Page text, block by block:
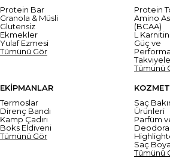
Protein Bar
Granola & Müsli
Glutensiz
Ekmekler
Yulaf Ezmesi
Tümünü Gör
Protein
Amino
(BCAA)
L
Güç ve
Tümünü
EKİPMANLAR
Termoslar
Direnç Bandı
Kamp Çadırı
Boks Eldiveni
Tümünü Gör
Saç
Ürünleri
Parfüm
Saç
Tümünü